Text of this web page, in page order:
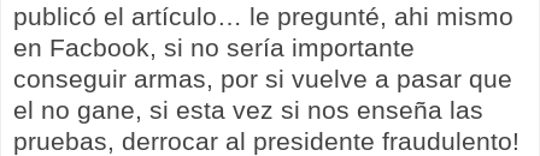
publicó el artículo… le pregunté, ahi mismo
en Facbook, si no sería importante
conseguir armas, por si vuelve a pasar que
el no gane, si esta vez si nos enseña las
pruebas, derrocar al presidente fraudulento!